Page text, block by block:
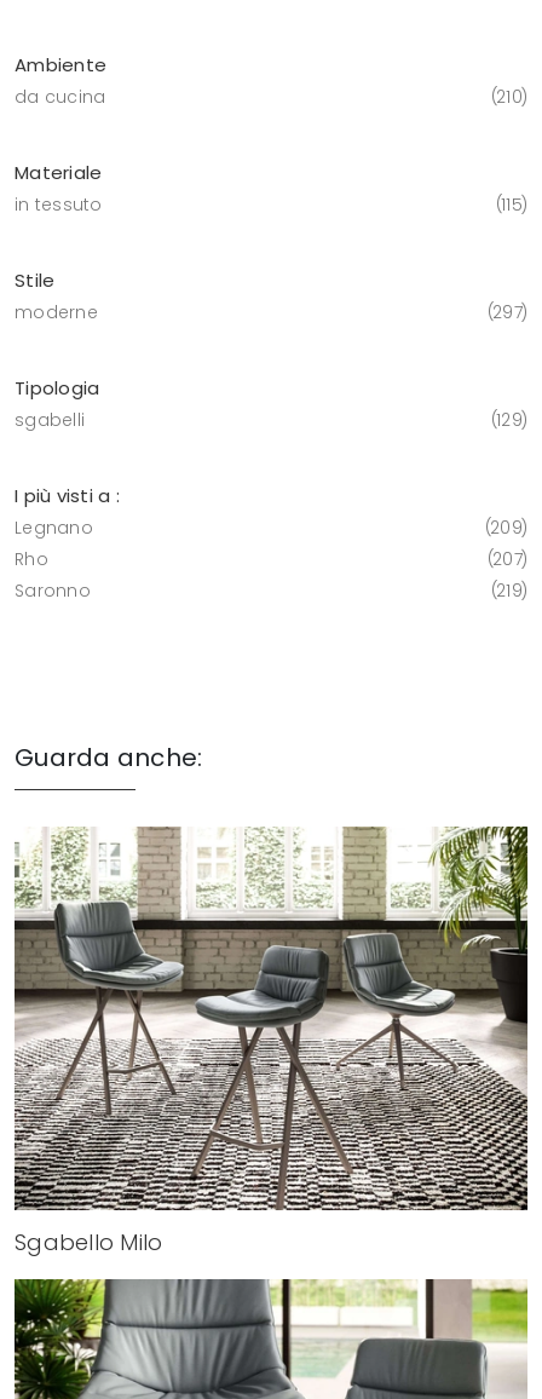
Ambiente
da cucina 210
Materiale
in tessuto 115
Stile
moderne 297
Tipologia
sgabelli 129
I più visti a :
Legnano
209
Rho
207
Saronno
219
Guarda anche:
Sgabello Milo